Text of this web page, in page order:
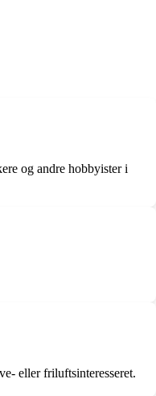
og andre hobbyister i
eller friluftsinteresseret.